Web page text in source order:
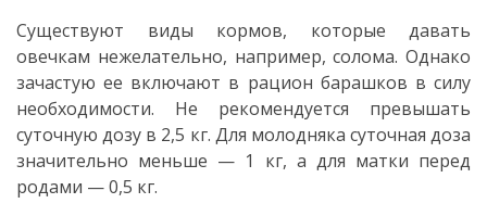
Существуют виды кормов, которые давать
овечкам нежелательно, например, солома. Однако
зачастую ее включают в рацион барашков в силу
необходимости. Не рекомендуется превышать
суточную дозу в 2,5 кг. Для молодняка суточная доза
значительно меньше — 1 кг, а для матки перед
родами — 0,5 кг.